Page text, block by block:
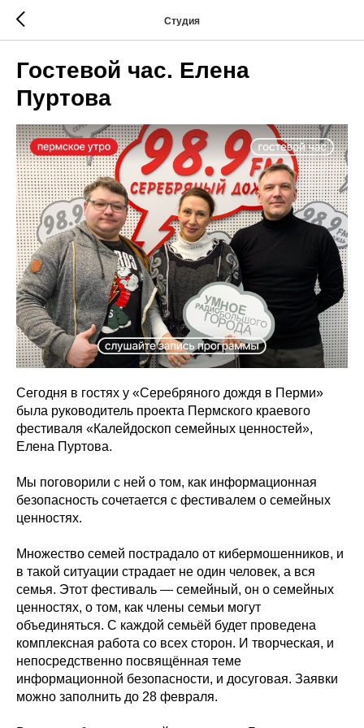
Студия
Гостевой час. Елена
Пуртова
Сегодня в гостях у «Серебряного дождя в Перми»
была руководитель проекта Пермского краевого
фестиваля «Калейдоскоп семейных ценностей»,
Елена Пуртова.
Мы поговорили с ней о том, как информационная
безопасность сочетается с фестивалем о семейных
ценностях.
Множество семей пострадало от кибермошенников, и
в такой ситуации страдает не один человек, а вся
семья. Этот фестиваль — семейный, он о семейных
ценностях, о том, как члены семьи могут
объединяться. С каждой семьёй будет проведена
комплексная работа со всех сторон. И творческая, и
непосредственно посвящённая теме
информационной безопасности, и досуговая. Заявки
можно заполнить до 28 февраля.